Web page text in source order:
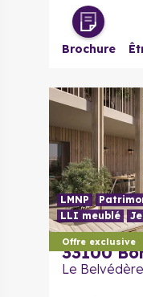
Brochure
Offre exclusive
LMNP
LLI meublé
33100